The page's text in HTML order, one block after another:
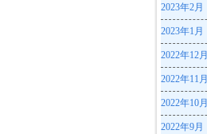
2023年2月
2023年1月
2022年12月
2022年11月
2022年10月
2022年9月